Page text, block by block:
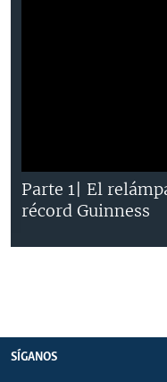
Parte 1| El
récord Guinness
SÍGANOS